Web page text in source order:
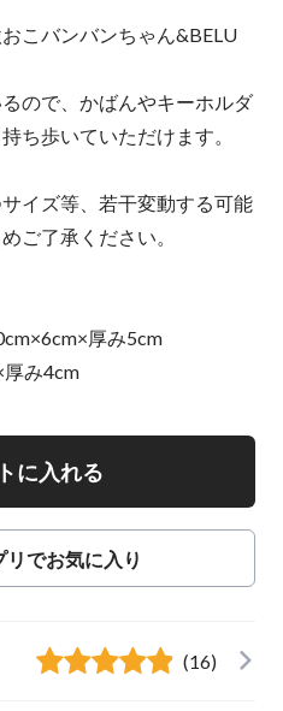
こバンバンちゃん&BELU
ので、かばんやキーホルダ
ち歩いていただけます。
イズ等、若干変動する可能
ご了承ください。
厚み5cm
み4cm
に入れる
でお気に入り
(16)